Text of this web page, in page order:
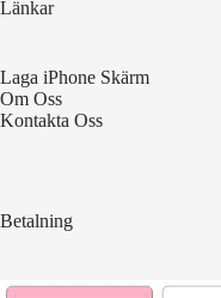
Länkar
Laga iPhone Skärm
Om Oss
Kontakta Oss
Betalning